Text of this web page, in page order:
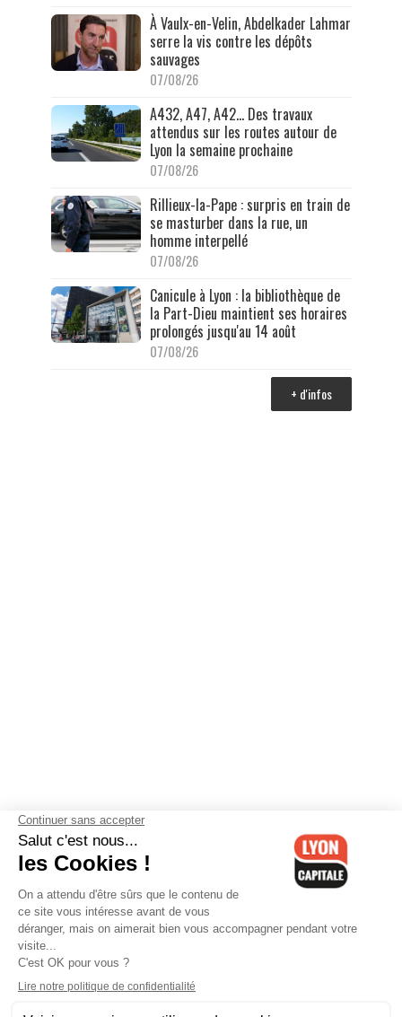
À Vaulx-en-Velin, Abdelkader Lahmar
serre la vis contre les dépôts
sauvages
07/08/26
A432, A47, A42… Des travaux
attendus sur les routes autour de
Lyon la semaine prochaine
07/08/26
Rillieux-la-Pape : surpris en train de
se masturber dans la rue, un
homme interpellé
07/08/26
Canicule à Lyon : la bibliothèque de
la Part-Dieu maintient ses horaires
prolongés jusqu'au 14 août
07/08/26
+ d'infos